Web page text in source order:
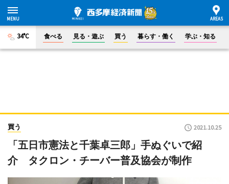
34°C 食べる 見る・遊ぶ 買う 暮らす・働く 学ぶ・知る
買う 2021.10.25
「五日市憲法と千葉卓三郎」手ぬぐいで紹
介 タクロン・チーバー普及協会が制作